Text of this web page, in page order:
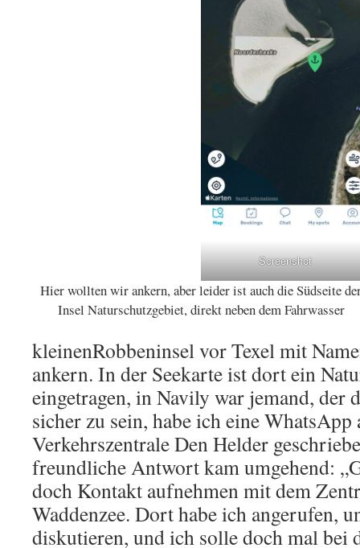
Screenshot
Hier wollten wir ankern, aber leider ist auch die Südseite
Insel Naturschutzgebiet, direkt neben dem Fahrwasser
kleinenRobbeninsel vor Texel mit
ankern. In der Seekarte ist dort ein
eingetragen, in Navily war jemand, der
sicher zu sein, habe ich eine WhatsApp
Verkehrszentrale Den Helder
freundliche Antwort kam umgehend:
doch Kontakt aufnehmen mit dem
Waddenzee. Dort habe ich angerufen,
diskutieren, und ich solle doch mal bei